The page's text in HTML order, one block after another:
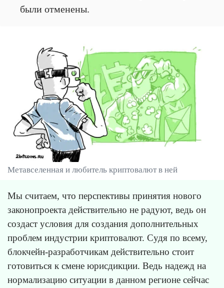
были отменены.
Метавселенная и любитель криптовалют в ней
Мы считаем, что перспективы принятия нового
законопроекта действительно не радуют, ведь он
создаст условия для создания дополнительных
проблем индустрии криптовалют. Судя по всему,
блокчейн-разработчикам действительно стоит
готовиться к смене юрисдикции. Ведь надежд на
нормализацию ситуации в данном регионе сейчас